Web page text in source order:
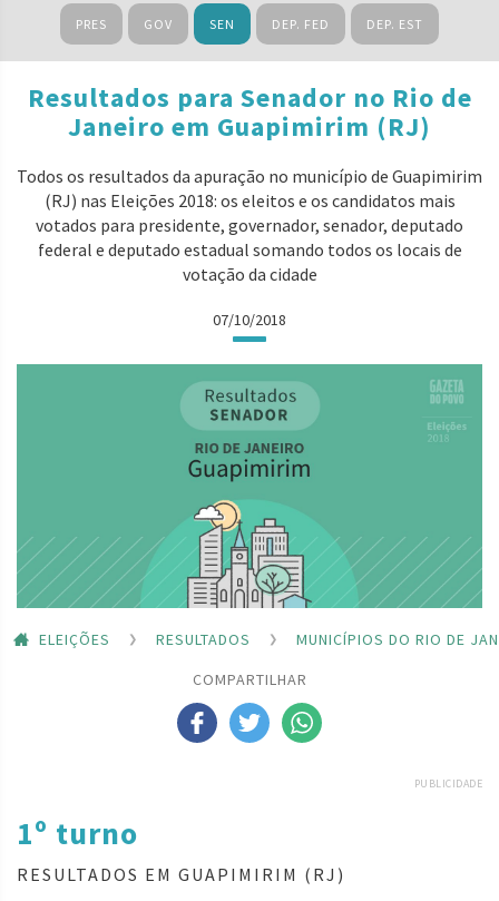
PRES GOV SEN DEP. FED DEP. EST
Resultados para Senador no Rio de
Janeiro em Guapimirim (RJ)
Todos os resultados da apuração no município de Guapimirim
(RJ) nas Eleições 2018: os eleitos e os candidatos mais
votados para presidente, governador, senador, deputado
federal e deputado estadual somando todos os locais de
votação da cidade
07/10/2018
ELEIÇÕES RESULTADOS
MUNICÍPIOS DO RIO DE
COMPARTILHAR
PUBLICIDADE
1º turno
RESULTADOS EM GUAPIMIRIM (RJ)